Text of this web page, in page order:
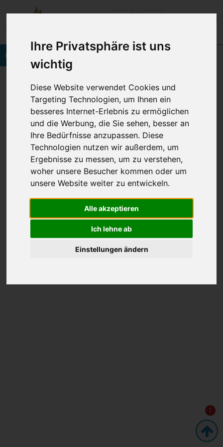
Ihre Privatsphäre ist uns
wichtig
Diese Website verwendet Cookies und
Targeting Technologien, um Ihnen ein
besseres Internet-Erlebnis zu ermöglichen
und die Werbung, die Sie sehen, besser an
Ihre Bedürfnisse anzupassen. Diese
Technologien nutzen wir außerdem, um
Ergebnisse zu messen, um zu verstehen,
woher unsere Besucher kommen oder um
unsere Website weiter zu entwickeln.
Alle akzeptieren
Ich lehne ab
Einstellungen ändern
Onlinebuchung
© 2026 VINETA HOTELS USEDOM
Navigation
überspringen
Impressum Datenschutz AGB BFSG
Cookie Einstellungen anpassen
1